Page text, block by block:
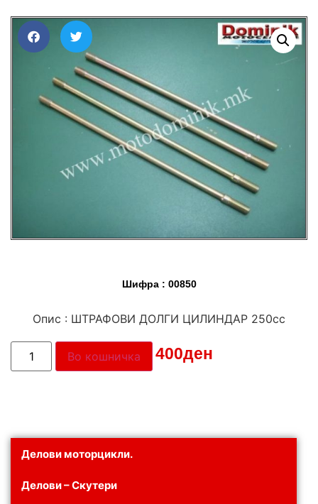
Делови моторцикли.
Делови – Скутери
Шифра : 00850
Опис : ШТРАФОВИ ДОЛГИ ЦИЛИНДАР 250сс
Цена: 400ден
Во кошничка